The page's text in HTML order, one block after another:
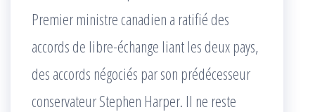
Premier ministre canadien a ratifié des
accords de libre-échange liant les deux pays,
des accords négociés par son prédécesseur
conservateur Stephen Harper. Il ne reste